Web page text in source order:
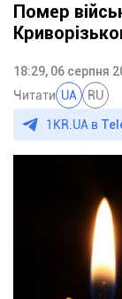
Помер
18:29, 06 серпня
Читати UA RU
1KR.UA в